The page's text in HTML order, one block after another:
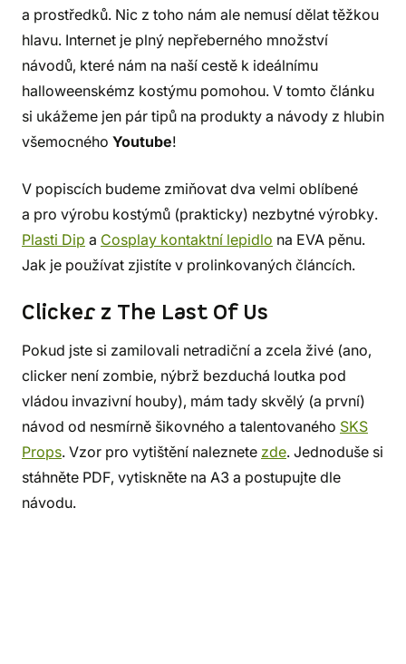
a prostředků. Nic z toho nám ale nemusí dělat těžkou
hlavu. Internet je plný nepřeberného množství
návodů, které nám na naší cestě k ideálnímu
halloweenskémz kostýmu pomohou. V tomto článku
si ukážeme jen pár tipů na produkty a návody z hlubin
všemocného Youtube!
V popiscích budeme zmiňovat dva velmi oblíbené
a pro výrobu kostýmů (prakticky) nezbytné výrobky.
Plasti Dip a Cosplay kontaktní lepidlo na EVA pěnu.
Jak je používat zjistíte v prolinkovaných článcích.
Clicker z The Last Of Us
Pokud jste si zamilovali netradiční a zcela živé (ano,
clicker není zombie, nýbrž bezduchá loutka pod
vládou invazivní houby), mám tady skvělý (a první)
návod od nesmírně šikovného a talentovaného SKS
Props. Vzor pro vytištění naleznete zde. Jednoduše si
stáhněte PDF, vytiskněte na A3 a postupujte dle
návodu.